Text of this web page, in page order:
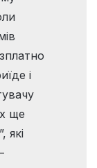
і
ще
які